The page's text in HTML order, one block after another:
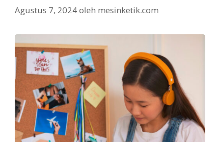
Agustus 7, 2024oleh mesinketik.com